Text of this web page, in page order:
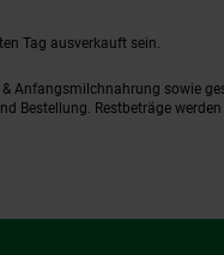
Tag ausverkauft sein.
Anfangsmilchnahrung sowie
Bestellung. Restbeträge